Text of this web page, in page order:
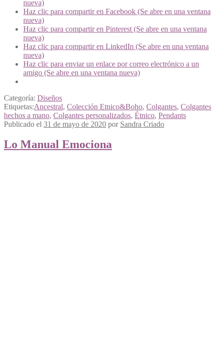
nueva)
Haz clic para compartir en Facebook (Se abre en una ventana
nueva)
Haz clic para compartir en Pinterest (Se abre en una ventana
nueva)
Haz clic para compartir en LinkedIn (Se abre en una ventana
nueva)
Haz clic para enviar un enlace por correo electrónico a un
amigo (Se abre en una ventana nueva)
Categoría: Diseños
Etiquetas:Ancestral, Colección Etnico&Boho, Colgantes, Colgantes
hechos a mano, Colgantes personalizados, Étnico, Pendants
Publicado el 31 de mayo de 2020 por Sandra Criado
Lo Manual Emociona